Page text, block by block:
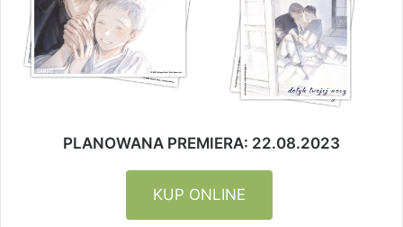
PLANOWANA PREMIERA: 22.08.2023
KUP ONLINE